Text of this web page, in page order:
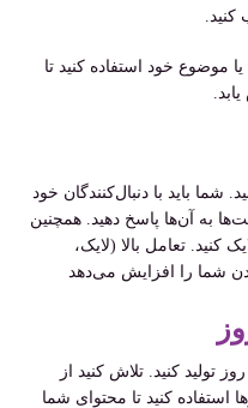
موضوع خود استفاده کنید تا
شما باید با دنبال‌کنندگان خود
به آن‌ها پاسخ دهید. همچنین
کنید. تعامل بالا (لایک،
شما را افزایش می‌دهد
تولید کنید. تلاش کنید از
کنید تا محتوای شما